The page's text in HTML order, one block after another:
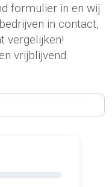
formulier in en wij
in contact,
vergelijken!
vrijblijvend.